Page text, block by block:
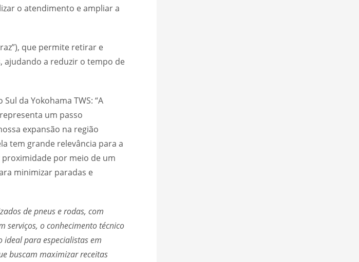
o atendimento e ampliar a
que permite retirar e
ajudando a reduzir o tempo de
da Yokohama TWS: “A
um passo
expansão na região
tem grande relevância para a
por meio de um
minimizar paradas e
de pneus e rodas, com
serviços, o conhecimento técnico
para especialistas em
buscam maximizar receitas